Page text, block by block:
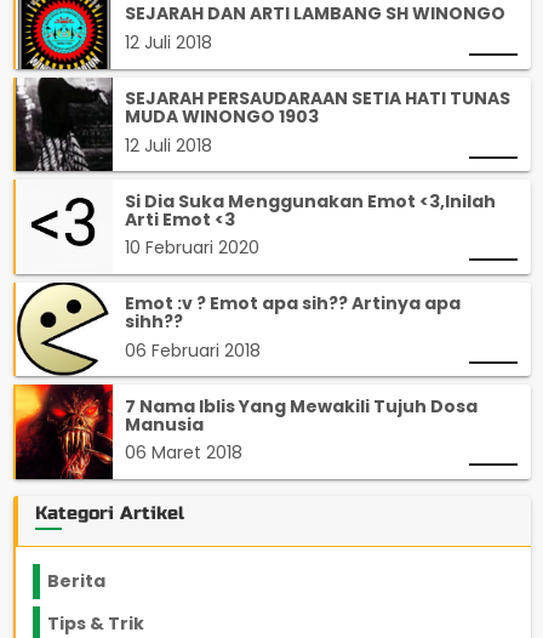
SEJARAH DAN ARTI LAMBANG SH WINONGO
12 Juli 2018
SEJARAH PERSAUDARAAN SETIA HATI TUNAS
MUDA WINONGO 1903
12 Juli 2018
Si Dia Suka Menggunakan Emot <3,Inilah
Arti Emot <3
10 Februari 2020
Emot :v ? Emot apa sih?? Artinya apa
sihh??
06 Februari 2018
7 Nama Iblis Yang Mewakili Tujuh Dosa
Manusia
06 Maret 2018
Kategori Artikel
Berita
Tips & Trik